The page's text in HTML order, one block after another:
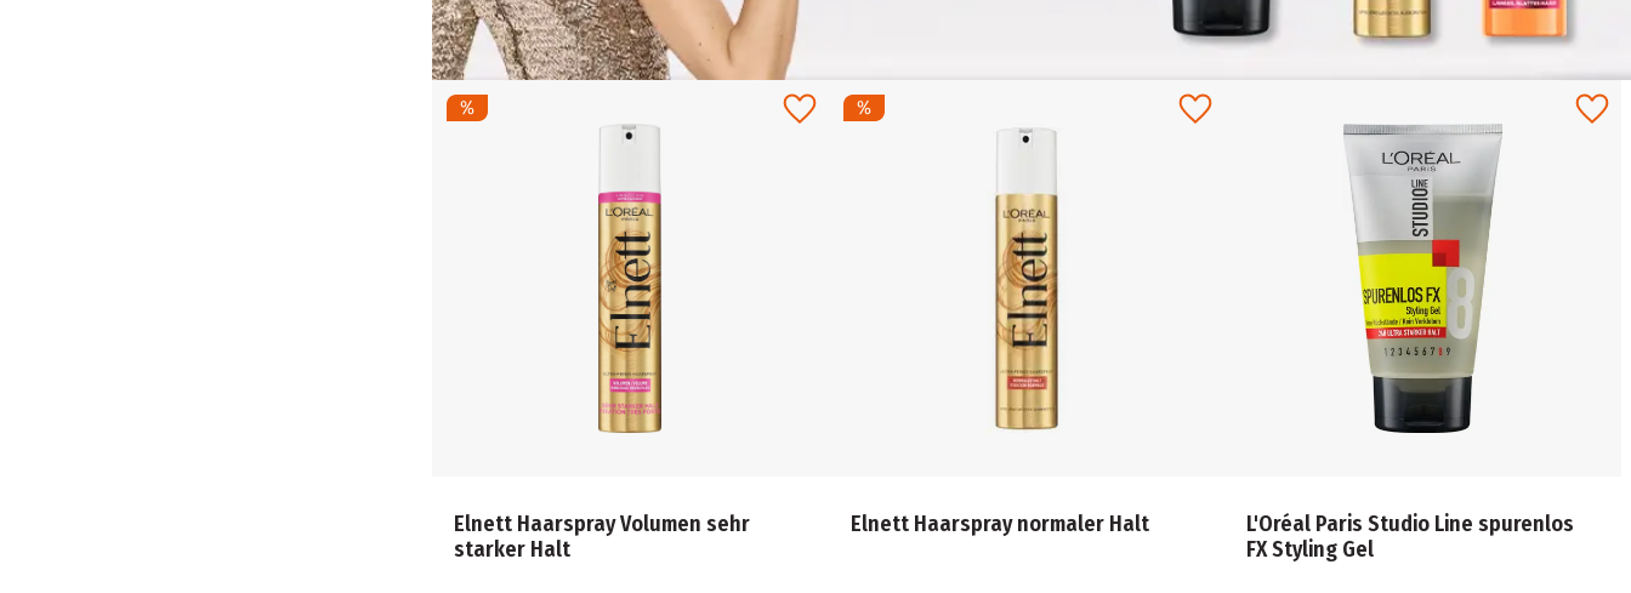
Elnett Haarspray Volumen sehr
starker Halt
Elnett Haarspray normaler Halt
L'Oréal Paris Studio Line spurenlos
FX Styling Gel